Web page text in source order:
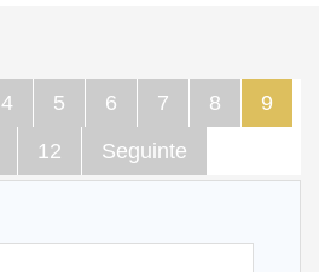
4 5 6 7 8
9
12 Seguinte